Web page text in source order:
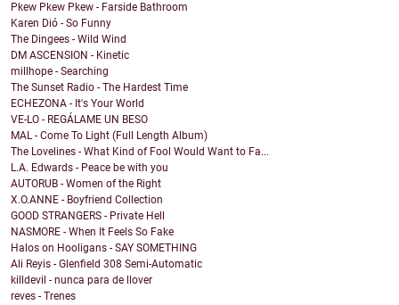
Pkew Pkew Pkew - Farside Bathroom
Karen Dió - So Funny
The Dingees - Wild Wind
DM ASCENSION - Kinetic
millhope - Searching
The Sunset Radio - The Hardest Time
ECHEZONA - It's Your World
VE-LO - REGÁLAME UN BESO
MAL - Come To Light (Full Length Album)
The Lovelines - What Kind of Fool Would Want to Fa...
L.A. Edwards - Peace be with you
AUTORUB - Women of the Right
X.O.ANNE - Boyfriend Collection
GOOD STRANGERS - Private Hell
NASMORE - When It Feels So Fake
Halos on Hooligans - SAY SOMETHING
Ali Reyis - Glenfield 308 Semi-Automatic
killdevil - nunca para de llover
reves - Trenes